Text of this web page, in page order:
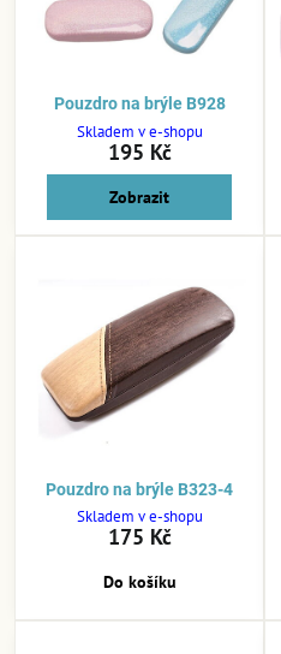
Pouzdro na brýle B928
Skladem v e-shopu
195 Kč
Zobrazit
Pouzdro na brýle B323-4
Skladem v e-shopu
175 Kč
Do košíku